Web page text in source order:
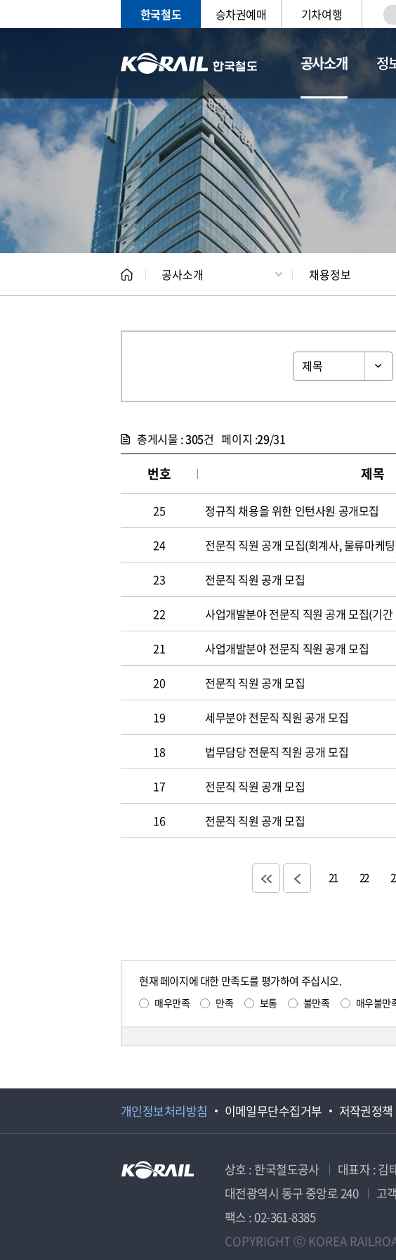
한국철도 승차권예매 기차여행
공사소개
CEO 일반현황
정
공사소개 채용정보
총게시물 :305건 페이지 :29/31
번호 제목
25 정규직 채용을 위한 인턴사원 공개모집
24 전문직 직원 공개 모집(회계사, 물류마케
23 전문직 직원 공개 모집
22 사업개발분야 전문직 직원 공개 모집(기간
21 사업개발분야 전문직 직원 공개 모집
20 전문직 직원 공개 모집
19 세무분야 전문직 직원 공개 모집
18 법무담당 전문직 직원 공개 모집
17 전문직 직원 공개 모집
16 전문직 직원 공개 모집
21 22
현재 페이지에 대한 만족도를 평가하여 주십시오.
매우만족 만족 보통 불만족 매우불만
개인정보처리방침 이메일무단수집거부 저작권정책
상호 : 한국철도공사 대표자 : 김
대전광역시 동구 중앙로 240
고
팩스 : 02-361-8385
COPYRIGHT ⓒ KOREA